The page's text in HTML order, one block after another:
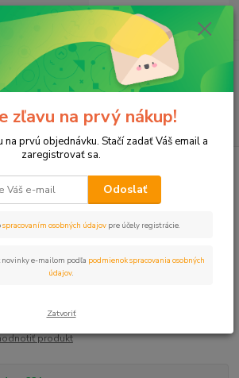
Menu
ks
za0 €
RN PN12
6/4" RN PN12
produkt
zľavu na prvý nákup!
prvú objednávku. Stačí zadať Váš email a
zaregistrovať sa.
Odoslať
spracovaním osobných údajov pre účely registrácie.
novinky e-mailom podľa podmienok spracovania osobných
údajov
Zatvoriť